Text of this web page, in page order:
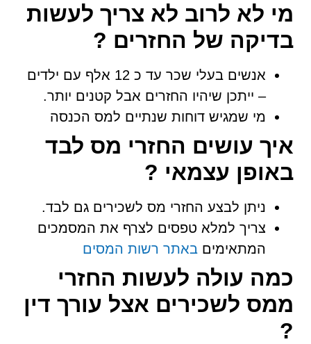
מי לא לרוב לא צריך לעשות
בדיקה של החזרים ?
אנשים בעלי שכר עד כ 12 אלף עם ילדים
– ייתכן שיהיו החזרים אבל קטנים יותר.
מי שמגיש דוחות שנתיים למס הכנסה
איך עושים החזרי מס לבד
באופן עצמאי ?
ניתן לבצע החזרי מס לשכירים גם לבד.
צריך למלא טפסים לצרף את המסמכים
המתאימים באתר רשות המסים
כמה עולה לעשות החזרי
ממס לשכירים אצל עורך דין
?